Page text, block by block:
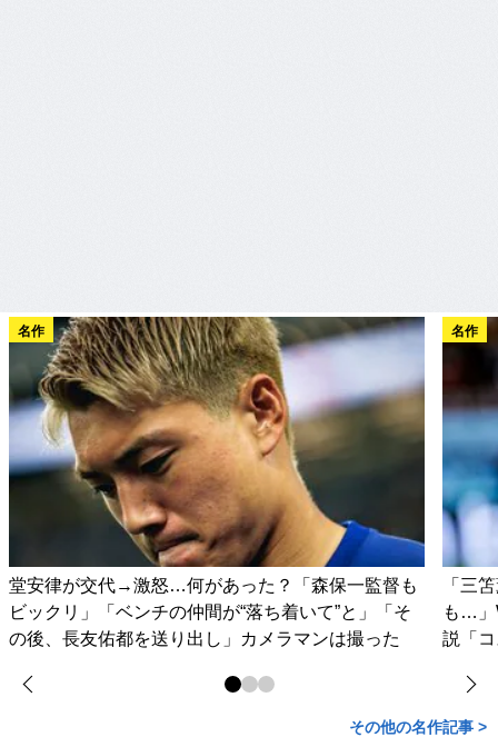
名作
堂安律が交代→激怒…何があった？「森保一監督も
ビックリ」「ベンチの仲間が“落ち着いて”と」「そ
の後、長友佑都を送り出し」カメラマンは撮った
名作
「三
も…」
説「
その他の名作記事 >